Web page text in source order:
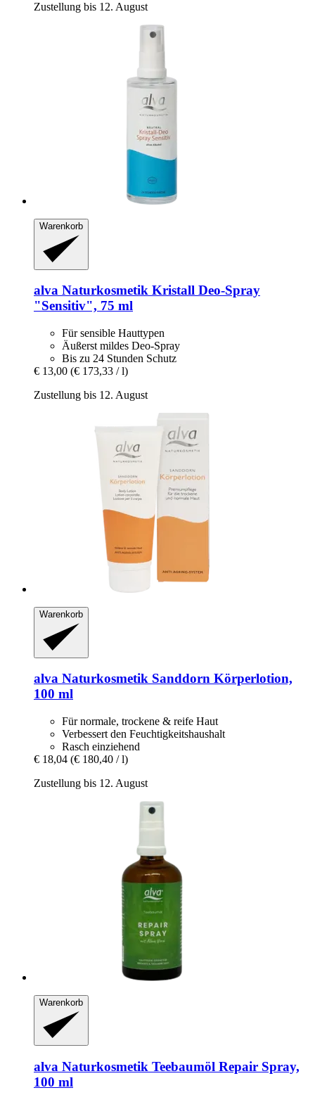
Zustellung bis 12. August
Warenkorb
alva Naturkosmetik Kristall Deo-​Spray
"Sensitiv", 75 ml
Für sensible Hauttypen
Äußerst mildes Deo-Spray
Bis zu 24 Stunden Schutz
€ 13,00 (€ 173,33 / l)
Zustellung bis 12. August
Warenkorb
alva Naturkosmetik Sanddorn Körperlotion,
100 ml
Für normale, trockene & reife Haut
Verbessert den Feuchtigkeitshaushalt
Rasch einziehend
€ 18,04 (€ 180,40 / l)
Zustellung bis 12. August
Warenkorb
alva Naturkosmetik Teebaumöl Repair Spray,
100 ml